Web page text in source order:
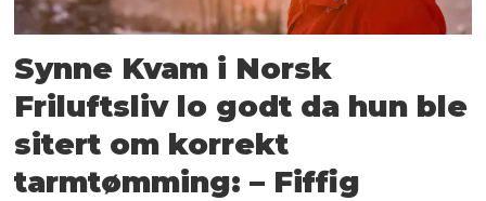
Synne Kvam i Norsk
Friluftsliv lo godt da hun ble
sitert om korrekt
tarmtømming: – Fiffig